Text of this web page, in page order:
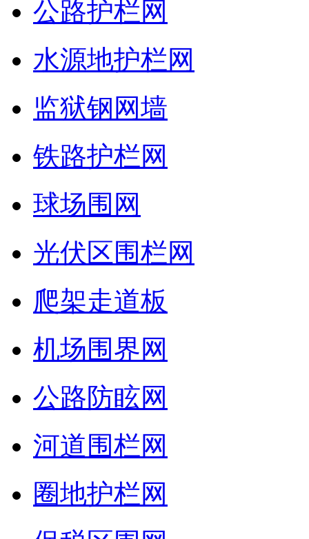
公路护栏网
水源地护栏网
监狱钢网墙
铁路护栏网
球场围网
光伏区围栏网
爬架走道板
机场围界网
公路防眩网
河道围栏网
圈地护栏网